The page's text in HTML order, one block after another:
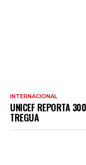
INTERNACIONAL
UNICEF REPORTA
TREGUA